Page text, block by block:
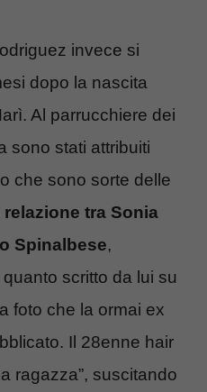
invece si
dopo la nascita
Al parrucchiere dei
sono stati attribuiti
che sono sorte delle
tra Sonia
Spinalbese,
scritto da lui su
foto che la ormai ex
Il 28enne hair
ragazza”, suscitando